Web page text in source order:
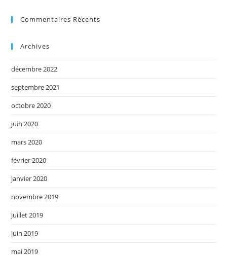
Commentaires Récents
Archives
décembre 2022
septembre 2021
octobre 2020
juin 2020
mars 2020
février 2020
janvier 2020
novembre 2019
juillet 2019
juin 2019
mai 2019